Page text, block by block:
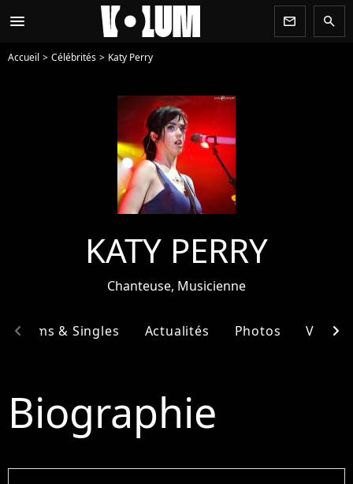
menu newsletter search
Accueil Célébrités Katy Perry
KATY PERRY
Chanteuse, Musicienne
Albums & Singles Actualités Photos Vidéos
chevron_left chevron_right
Biographie